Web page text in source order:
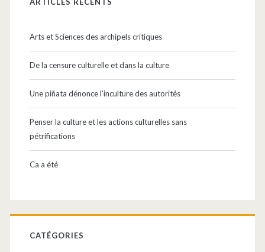
latérale
principale
Arts et Sciences des archipels critiques
De la censure culturelle et dans la culture
Une piñata dénonce l’inculture des autorités
Penser la culture et les actions culturelles sans
pétrifications
Ca a été
CATÉGORIES